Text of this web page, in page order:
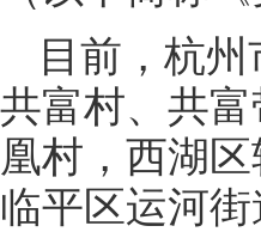
目前，杭
共富村、共
凰村，西湖
临平区运河